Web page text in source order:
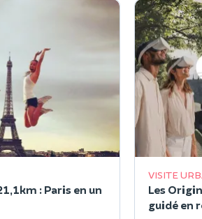
: Paris en un
VISITE
Les
guidé en